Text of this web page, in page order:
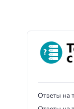
Ответы на